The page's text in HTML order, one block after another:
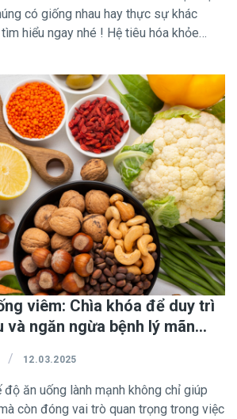
có giống nhau hay thực sự khác
hiểu ngay nhé ! Hệ tiêu hóa khỏe
những phương pháp hỗ trợ tiêu hóa
là việc sử dụng men vi sinh và men
loại men này có chức năng khác nhau,
lý, chúng có thể trở thành đồng minh
hóa quá trình tiêu hóa và mang lại nhiều
viêm: Chìa khóa để duy trì
ngăn ngừa bệnh lý mãn
/ 12.03.2025
ăn uống lành mạnh không chỉ giúp
còn đóng vai trò quan trọng trong việc